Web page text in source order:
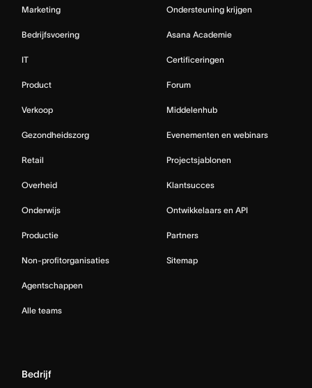
Marketing
Bedrijfsvoering
IT
Product
Verkoop
Gezondheidszorg
Retail
Overheid
Onderwijs
Productie
Non-profitorganisaties
Agentschappen
Alle teams
Ondersteuning krijgen
Asana Academie
Certificeringen
Forum
Middelenhub
Evenementen en webinars
Projectsjablonen
Klantsucces
Ontwikkelaars en API
Partners
Sitemap
Bedrijf